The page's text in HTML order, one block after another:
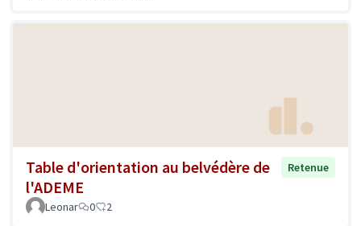
Table d'orientation au belvédère de
l'ADEME
Retenue
Leonar 0 2